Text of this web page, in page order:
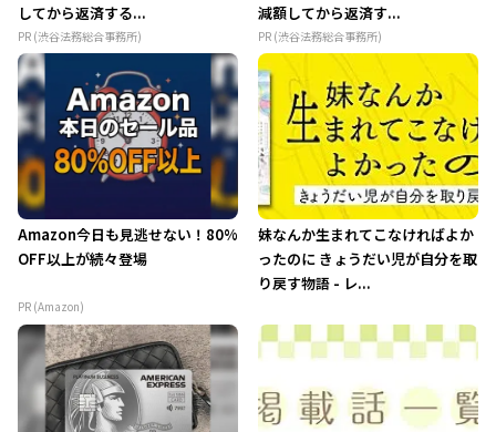
してから返済する...
PR (渋谷法務総合事務所)
減額してから返済す...
PR (渋谷法務総合事務所)
Amazon今日も見逃せない！80%
OFF以上が続々登場
PR (Amazon)
妹なんか生まれてこなければよか
ったのに きょうだい児が自分を取
り戻す物語 - レ...